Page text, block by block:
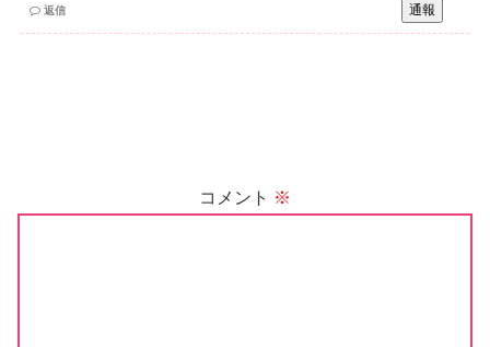
通報
返信
コメント ※